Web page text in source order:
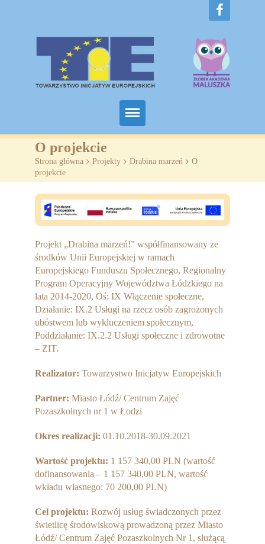
Home
O nas
Projekty
Żłobki
SZKOLENIA
Partnerzy
Współpraca
Sponsorzy
Kontakt
Rekrutacja Widzew
MALUCH PLUS
Zapytania ofertowe
O projekcie
Strona główna > Projekty > Drabina marzeń > O
projekcie
Projekt „Drabina marzeń!” współfinansowany ze
środków Unii Europejskiej w ramach
Europejskiego Funduszu Społecznego, Regionalny
Program Operacyjny Województwa Łódzkiego na
lata 2014-2020, Oś: IX Włączenie społeczne,
Działanie: IX.2 Usługi na rzecz osób zagrożonych
ubóstwem lub wykluczeniem społecznym,
Poddziałanie: IX.2.2 Usługi społeczne i zdrowotne
– ZIT.
Realizator: Towarzystwo Inicjatyw Europejskich
Partner: Miasto Łódź/ Centrum Zajęć
Pozaszkolnych nr 1 w Łodzi
Okres realizacji: 01.10.2018-30.09.2021
Wartość projektu: 1 157 340,00 PLN (wartość
dofinansowania – 1 157 340,00 PLN, wartość
wkładu własnego: 70 200,00 PLN)
Cel projektu: Rozwój usług świadczonych przez
świetlicę środowiskową prowadzoną przez Miasto
Łódź/ Centrum Zajęć Pozaszkolnych Nr 1, służącą